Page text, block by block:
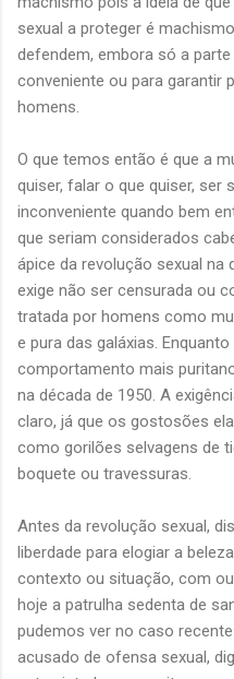
sexual a proteger é
defendem, embora só a
conveniente ou para garantir
homens.
O que temos então é que a
quiser, falar o que quiser, ser
inconveniente quando bem
que seriam considerados
ápice da revolução sexual na
exige não ser censurada ou
tratada por homens como
e pura das galáxias.
comportamento mais
na década de 1950. A
claro, já que os gostosões
como gorilões selvagens de
boquete ou travessuras.
Antes da revolução sexual,
liberdade para elogiar a
contexto ou situação, com
hoje a patrulha sedenta de
pudemos ver no caso
acusado de ofensa sexual,